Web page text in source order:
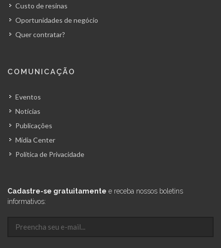
Custo de resinas
Oportunidades de negócio
Quer contratar?
COMUNICAÇÃO
Eventos
Notícias
Publicações
Mídia Center
Política de Privacidade
Cadastre-se gratuitamente e receba nossos boletins
informativos: